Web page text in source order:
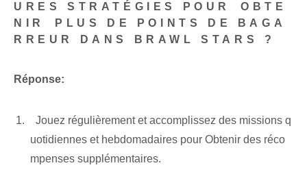
URES STRATÉGIES POUR⁢ OBTE
NIR ⁢PLUS DE POINTS DE BAGA
RREUR DANS BRAWL STARS ?
Réponse:
⁢ ⁤ ‌Jouez régulièrement et ‍accomplissez des missions q
uotidiennes et hebdomadaires pour ⁣Obtenir⁤ des réco
mpenses supplémentaires.